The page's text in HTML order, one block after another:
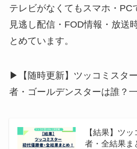
テレビがなくてもスマホ・PC
見逃し配信・FOD情報・放送
とめています。
▶【随時更新】ツッコミスタ
者・ゴールデンスターは誰？
【結果】ツ
者・全結果ま